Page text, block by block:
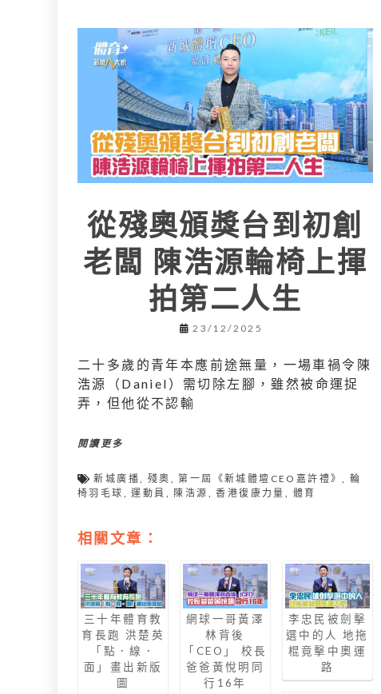
從殘奧頒獎台到初創
老闆 陳浩源輪椅上揮
拍第二人生
23/12/2025
二十多歲的青年本應前途無量，一場車禍令陳
浩源（Daniel）需切除左腳，雖然被命運捉
弄，但他從不認輸
閱讀更多
新城廣播, 殘奧 ,第一屆《新城體壇CEO嘉許禮》,輪
椅羽毛球 ,運動員 , 陳浩源 ,香港復康力量 , 體育
相關文章：
三十年體育教
育長跑 洪楚英
「點．線．
面」畫出新版
圖
網球一哥黃澤
林背後
「CEO」 校長
爸爸黃悅明同
行16年
李忠民被劍擊
選中的人 地拖
棍竟擊中奧運
路